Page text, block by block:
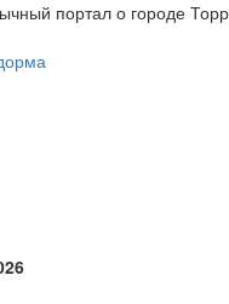
портал о городе